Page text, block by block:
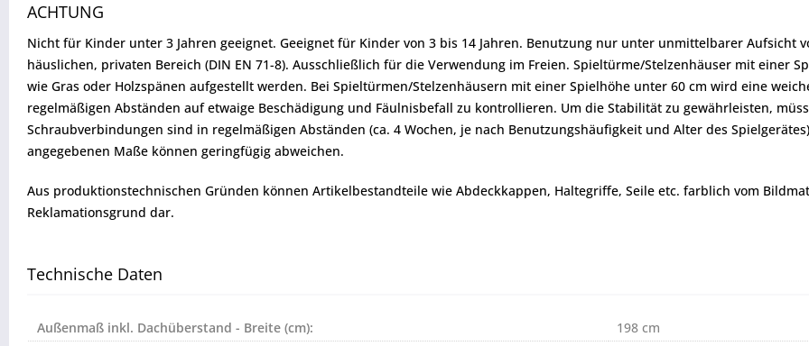
ACHTUNG
Nicht für Kinder unter 3 Jahren geeignet. Geeignet für Kinder von 3 bis 14 Jahren. Benutzung nur unter unmittelbarer Aufsicht
häuslichen, privaten Bereich (DIN EN 71-8). Ausschließlich für die Verwendung im Freien. Spieltürme/Stelzenhäuser mit einer
wie Gras oder Holzspänen aufgestellt werden. Bei Spieltürmen/Stelzenhäusern mit einer Spielhöhe unter 60 cm wird eine
regelmäßigen Abständen auf etwaige Beschädigung und Fäulnisbefall zu kontrollieren. Um die Stabilität zu gewährleisten,
Schraubverbindungen sind in regelmäßigen Abständen (ca. 4 Wochen, je nach Benutzungshäufigkeit und Alter des
angegebenen Maße können geringfügig abweichen.
Aus produktionstechnischen Gründen können Artikelbestandteile wie Abdeckkappen, Haltegriffe, Seile etc. farblich vom
Reklamationsgrund dar.
Technische Daten
Außenmaß inkl. Dachüberstand - Breite (cm):
198 cm